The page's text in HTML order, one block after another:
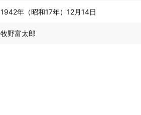
1942年（昭和17年）12月14日
牧野富太郎